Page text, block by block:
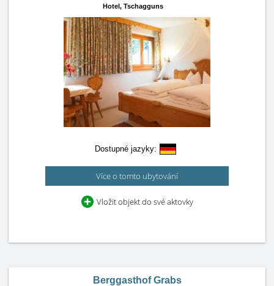
Hotel, Tschagguns
Dostupné jazyky:
Více o tomto ubytování
Vložit objekt do své aktovky
Berggasthof Grabs